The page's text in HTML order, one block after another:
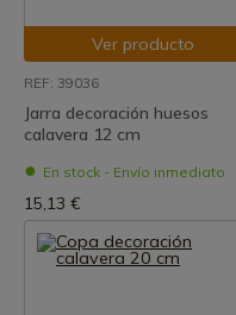
Ver producto
REF: 39036
Jarra decoración huesos
calavera 12 cm
En stock - Envío inmediato
15,13 €